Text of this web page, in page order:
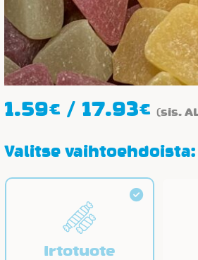
1.59€ / 17.93€
-
(sis.
Valitse vaihtoehdoista:
Irtotuote